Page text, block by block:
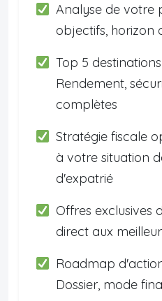
Analyse de votre
objectifs, horizon
Top 5
Rendement,
complètes
Stratégie fiscale
à votre situation
d'expatrié
Offres exclusives
direct aux
Roadmap
Dossier, mode